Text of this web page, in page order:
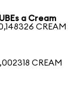
a Cream
CREAM
CREAM